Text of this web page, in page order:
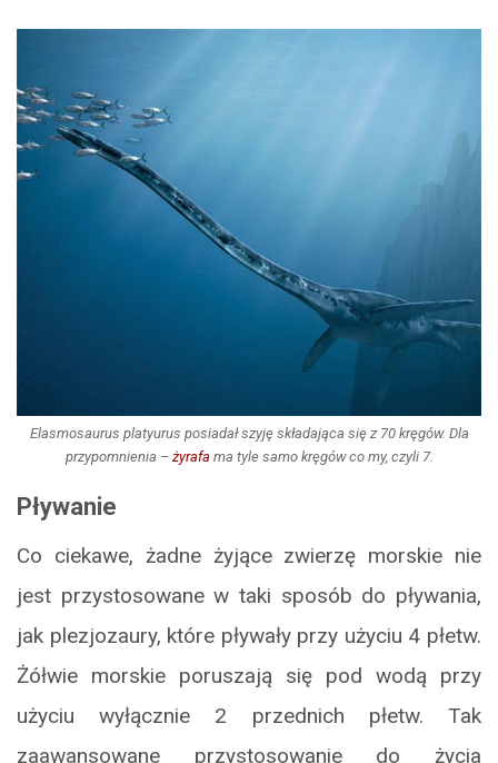
Elasmosaurus platyurus posiadał szyję składająca się z 70 kręgów. Dla
przypomnienia – żyrafa ma tyle samo kręgów co my, czyli 7.
Pływanie
Co ciekawe, żadne żyjące zwierzę morskie nie
jest przystosowane w taki sposób do pływania,
jak plezjozaury, które pływały przy użyciu 4 płetw.
Żółwie morskie poruszają się pod wodą przy
użyciu wyłącznie 2 przednich płetw. Tak
zaawansowane przystosowanie do życia